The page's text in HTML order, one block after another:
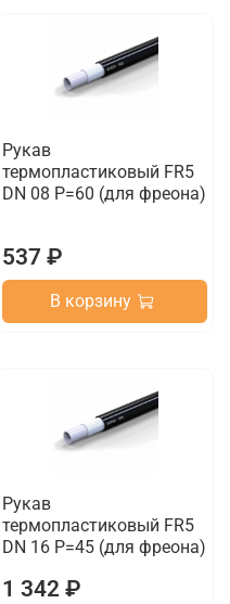
Рукав
термопластиковый FR5
DN 08 P=60 (для фреона)
537 ₽
В корзину
Рукав
термопластиковый FR5
DN 16 P=45 (для фреона)
1 342 ₽